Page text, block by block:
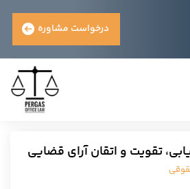
درخواست مشاوره
تقویت و اتقان آرای قضایی